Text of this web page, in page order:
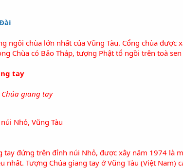
ngôi chùa lớn nhất của Vũng Tàu. Cổng chùa
Chùa có Bảo Tháp, tượng Phật tổ ngồi trên toà
tay
giang tay
Nhỏ, Vũng Tàu
tayđứng trên đỉnh núi Nhỏ, được xây năm 1974 là
nhất. Tượng Chúa giang tay ở Vũng Tàu (Việt Nam)